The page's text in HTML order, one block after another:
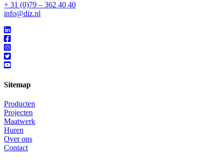
+ 31 (0)79 – 362 40 40
info@diz.nl
Sitemap
Producten
Projecten
Maatwerk
Huren
Over ons
Contact